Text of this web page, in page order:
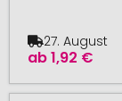
ab1,92 €
27. August